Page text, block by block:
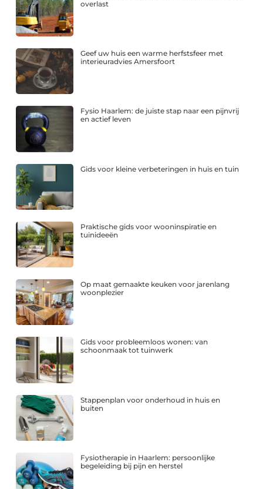
overlast
Geef uw huis een warme herfstsfeer met
interieuradvies Amersfoort
Fysio Haarlem: de juiste stap naar een pijnvrij
en actief leven
Gids voor kleine verbeteringen in huis en tuin
Praktische gids voor wooninspiratie en
tuinideeën
Op maat gemaakte keuken voor jarenlang
woonplezier
Gids voor probleemloos wonen: van
schoonmaak tot tuinwerk
Stappenplan voor onderhoud in huis en
buiten
Fysiotherapie in Haarlem: persoonlijke
begeleiding bij pijn en herstel